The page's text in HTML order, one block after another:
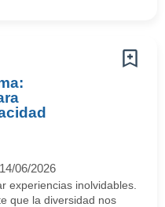
14/06/2026
experiencias inolvidables.
que la diversidad nos